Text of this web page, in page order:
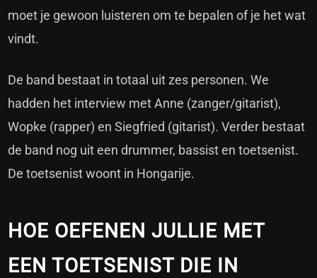
moet je gewoon luisteren om te bepalen of je het wat
vindt.
De band bestaat in totaal uit zes personen. We
hadden het interview met Anne (zanger/gitarist),
Wopke (rapper) en Siegfried (gitarist). Verder bestaat
de band nog uit een drummer, bassist en toetsenist.
De toetsenist woont in Hongarije.
HOE OEFENEN JULLIE MET
EEN TOETSENIST DIE IN